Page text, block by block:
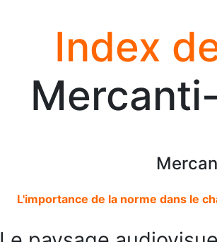
Index
L'importance de la norme dans le